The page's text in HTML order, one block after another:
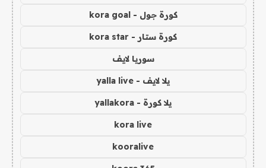
كورة جول - kora goal
كورة ستار - kora star
سوريا لايف
يلا لايف - yalla live
يلا كورة - yallakora
kora live
kooralive